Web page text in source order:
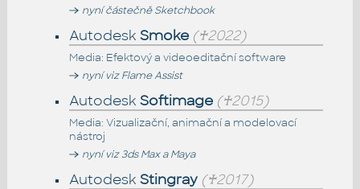
nyní částečně Sketchbook
Autodesk Smoke (♰2022)
Media: Efektový a videoeditační software
nyní viz Flame Assist
Autodesk Softimage (♰2015)
Media: Vizualizační, animační a modelovací
nástroj
nyní viz 3ds Max a Maya
Autodesk Stingray (♰2017)